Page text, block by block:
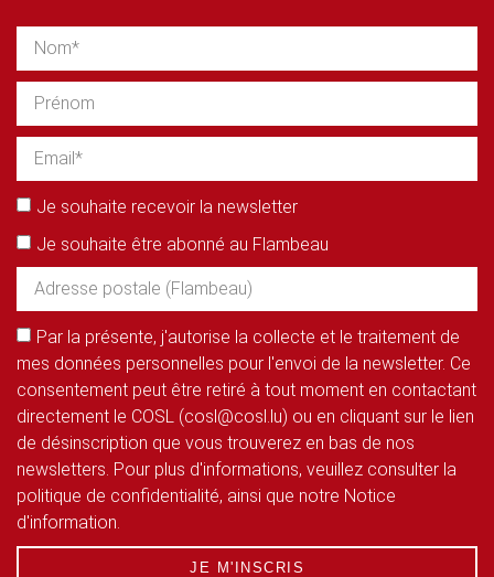
Je souhaite recevoir la newsletter
Je souhaite être abonné au Flambeau
Par la présente, j'autorise la collecte et le traitement de
mes données personnelles pour l'envoi de la newsletter. Ce
consentement peut être retiré à tout moment en contactant
directement le COSL (cosl@cosl.lu) ou en cliquant sur le lien
de désinscription que vous trouverez en bas de nos
newsletters. Pour plus d'informations, veuillez consulter la
politique de confidentialité, ainsi que notre Notice
d'information.
JE M'INSCRIS